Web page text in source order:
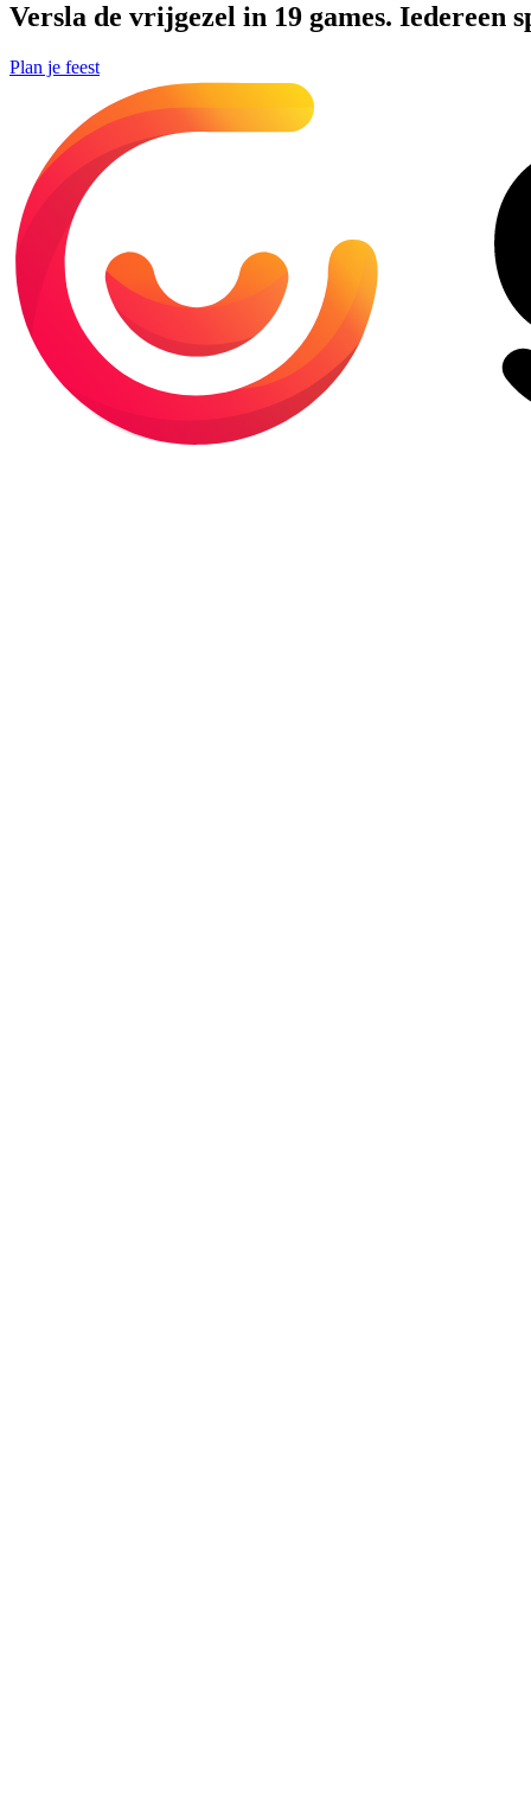
Versla de vrijgezel in 19 games. Iedereen
Plan je feest